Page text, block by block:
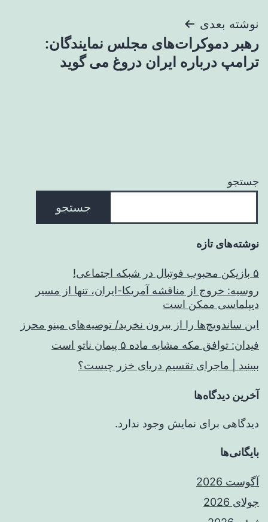
نوشته بعدی
رهبر دموکرات‌های مجلس نمایندگان:
ترامپ درباره ایران دروغ می گوید
جستجو
جستجو
نوشته‌های تازه
۵ بازیکن محبوب فوتبال در شبکه اجتماعی!
روسیه: خروج از مناقشه آمریکا-ایران، تنها از مسیر
دیپلماسی ممکن است
این ساندویچ‌ها را از بیرون نخرید/ توصیه‌های مینو محرز
فیدان: توافق مکه مشابه ماده ۵ پیمان ناتو است
ببینید | ماجرای تقسیم دریای خزر چیست؟
آخرین دیدگاه‌ها
دیدگاهی برای نمایش وجود ندارد.
بایگانی‌ها
آگوست 2026
جولای 2026